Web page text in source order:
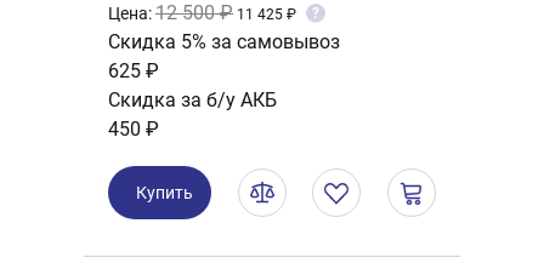
Цена:12 500 ₽ 11 425 ₽ ?
Скидка 5% за самовывоз
625 ₽
Скидка за б/у АКБ
450 ₽
Купить